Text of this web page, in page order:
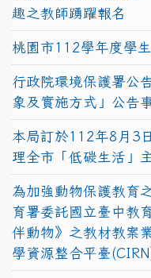
趣之教師踴躍報名
桃園市112學年度學
行政院環境保護署公
象及實施方式」公告
本局訂於112年8月3
理全市「低碳生活」
為加強動物保護教育
育署委託國立臺中教
伴動物》之教材教案
學資源整合平臺